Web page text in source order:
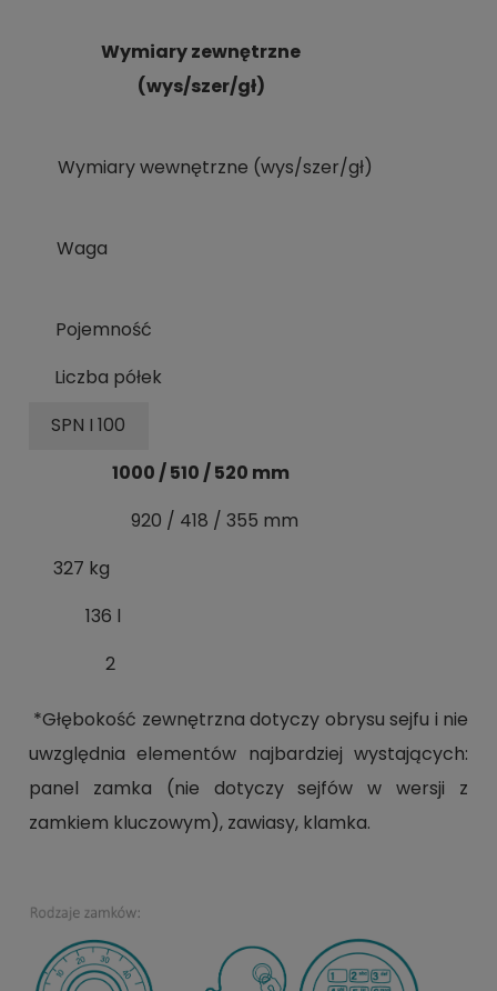
Wymiary zewnętrzne
(wys/szer/gł)
Wymiary wewnętrzne (wys/szer/gł)
Waga
Pojemność
Liczba półek
SPN I 100
1000 / 510 / 520 mm
920 / 418 / 355 mm
327 kg
136 l
2
*Głębokość zewnętrzna dotyczy obrysu sejfu i nie
uwzględnia elementów najbardziej wystających:
panel zamka (nie dotyczy sejfów w wersji z
zamkiem kluczowym), zawiasy, klamka.